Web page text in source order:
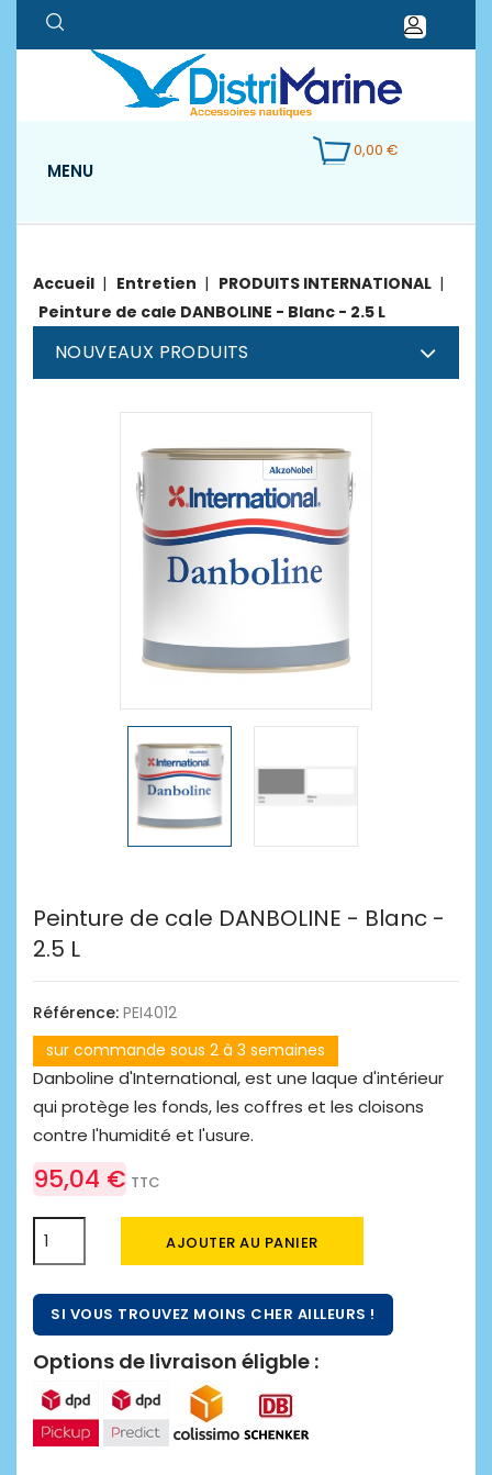
0,00 €
MENU
Accueil Entretien
PRODUITS INTERNATIONAL
Peinture de cale DANBOLINE - Blanc - 2.5 L
NOUVEAUX PRODUITS
Peinture de cale DANBOLINE - Blanc -
2.5 L
Référence: PEI4012
sur commande sous 2 à 3 semaines
Danboline d'International, est une laque d'intérieur
qui protège les fonds, les coffres et les cloisons
contre l'humidité et l'usure.
95,04 € TTC
AJOUTER AU PANIER
SI VOUS TROUVEZ MOINS CHER AILLEURS !
Options de livraison éligble :